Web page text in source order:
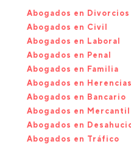
Abogados en Divorcios
Abogados en Civil
Abogados en Laboral
Abogados en Penal
Abogados en Familia
Abogados en Herencias
Abogados en Bancario
Abogados en Mercantil
Abogados en
Abogados en Tráfico